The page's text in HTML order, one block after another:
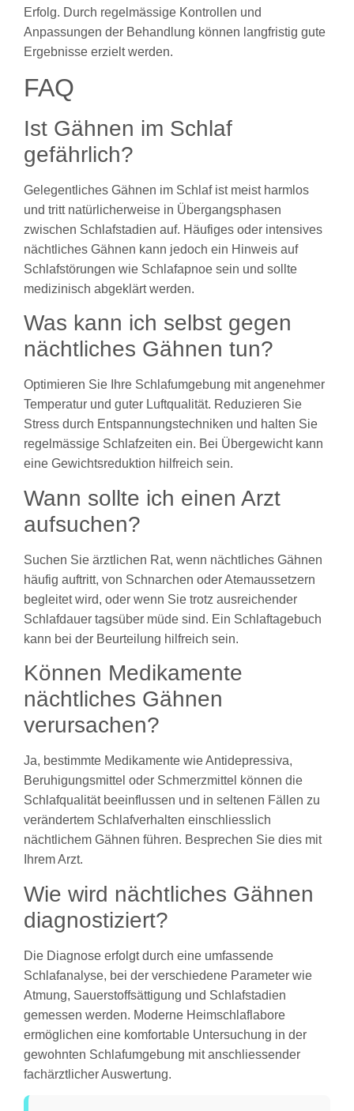
Erfolg. Durch regelmässige Kontrollen und
Anpassungen der Behandlung können langfristig gute
Ergebnisse erzielt werden.
FAQ
Ist Gähnen im Schlaf
gefährlich?
Gelegentliches Gähnen im Schlaf ist meist harmlos
und tritt natürlicherweise in Übergangsphasen
zwischen Schlafstadien auf. Häufiges oder intensives
nächtliches Gähnen kann jedoch ein Hinweis auf
Schlafstörungen wie Schlafapnoe sein und sollte
medizinisch abgeklärt werden.
Was kann ich selbst gegen
nächtliches Gähnen tun?
Optimieren Sie Ihre Schlafumgebung mit angenehmer
Temperatur und guter Luftqualität. Reduzieren Sie
Stress durch Entspannungstechniken und halten Sie
regelmässige Schlafzeiten ein. Bei Übergewicht kann
eine Gewichtsreduktion hilfreich sein.
Wann sollte ich einen Arzt
aufsuchen?
Suchen Sie ärztlichen Rat, wenn nächtliches Gähnen
häufig auftritt, von Schnarchen oder Atemaussetzern
begleitet wird, oder wenn Sie trotz ausreichender
Schlafdauer tagsüber müde sind. Ein Schlaftagebuch
kann bei der Beurteilung hilfreich sein.
Können Medikamente
nächtliches Gähnen
verursachen?
Ja, bestimmte Medikamente wie Antidepressiva,
Beruhigungsmittel oder Schmerzmittel können die
Schlafqualität beeinflussen und in seltenen Fällen zu
verändertem Schlafverhalten einschliesslich
nächtlichem Gähnen führen. Besprechen Sie dies mit
Ihrem Arzt.
Wie wird nächtliches Gähnen
diagnostiziert?
Die Diagnose erfolgt durch eine umfassende
Schlafanalyse, bei der verschiedene Parameter wie
Atmung, Sauerstoffsättigung und Schlafstadien
gemessen werden. Moderne Heimschlaflabore
ermöglichen eine komfortable Untersuchung in der
gewohnten Schlafumgebung mit anschliessender
fachärztlicher Auswertung.